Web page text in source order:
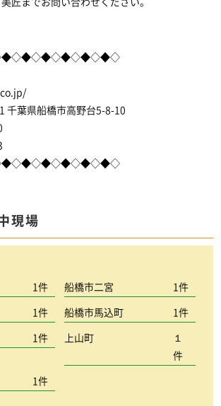
匠までお問い合わせください。
葉県船橋市高野台5-8-10
現場
1件 船橋市二宮 1件
1件 船橋市馬込町 1件
1件 上山町
１
件
1件